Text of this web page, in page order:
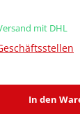
mit DHL
In den